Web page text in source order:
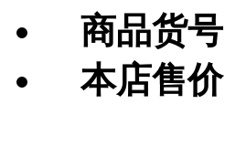
商品货号
本店售价